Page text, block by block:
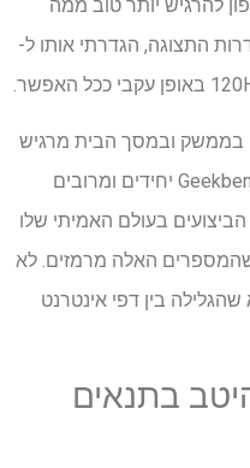
להרגיש יותר טוב ממה
התצוגה, הגדרתי אותו ל-
בממשק ובמסך הבית מרגיש
ללא מאמץ. למרות הגשת ציוני Geekbench 6 יחידים ומרובים
בהתאמה, הביצועים בעולם האמיתי שלו
האלה מרמזים. לא
בין דפי אינטרנט
בתנאים